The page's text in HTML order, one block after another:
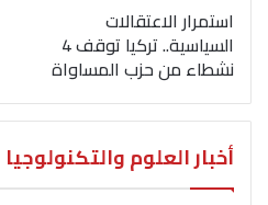
استمرار الاعتقالات
السياسية.. تركيا توقف 4
نشطاء من حزب المساواة
أخبار العلوم والتكنولوجيا